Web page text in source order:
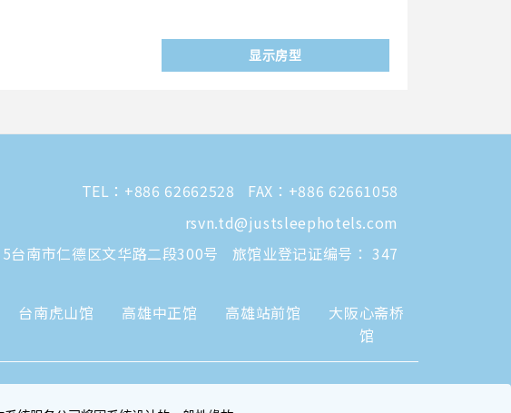
显示房型
TEL： +886 62662528
FAX：+886 62661058
rsvn.td@justsleephotels.com
台南市仁德区文华路二段300号
旅馆业登记证编号： 347
台南虎山馆 高雄中正馆 高雄站前馆
大阪心斋桥
馆